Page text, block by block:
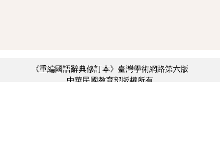
《重編國語辭典修訂本》臺灣學術網路第六版
中華民國教育部版權所有